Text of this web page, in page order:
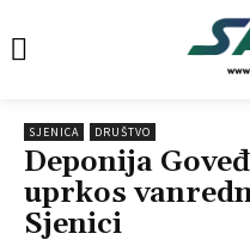
SJENICA DRUŠTVO
Deponija
uprkos
Sjenici